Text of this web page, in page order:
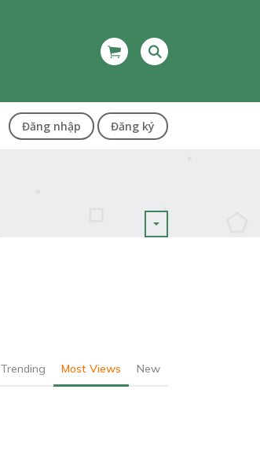
Đăng nhập Đăng ký
Trending Most Views New